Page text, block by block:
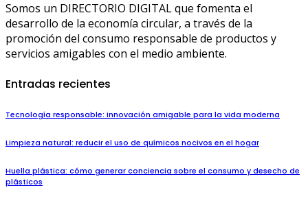
Somos un DIRECTORIO DIGITAL que fomenta el
desarrollo de la economía circular, a través de la
promoción del consumo responsable de productos y
servicios amigables con el medio ambiente.
Entradas recientes
Tecnología responsable: innovación amigable para la vida moderna
Limpieza natural: reducir el uso de químicos nocivos en el hogar
Huella plástica: cómo generar conciencia sobre el consumo y desecho de
plásticos